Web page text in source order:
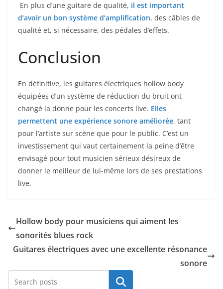
​ En plus d’une guitare de qualité, il est important
d’avoir un bon système d’amplification, des câbles⁢ de
qualité et, si nécessaire, des ‍pédales d’effets.
Conclusion
En définitive, les guitares électriques hollow body ​
équipées d’un système de réduction ​du bruit ont
changé la donne pour ​les concerts live. Elles
permettent une expérience sonore ⁢améliorée, tant
pour l’artiste sur ⁣scène⁣ que ​pour le public. C’est un
investissement qui vaut certainement la peine d’être
envisagé pour tout musicien sérieux désireux de
donner le‌ meilleur de lui-même lors de ses prestations
live.
Hollow body pour musiciens qui aiment les
sonorités blues rock
Guitares électriques avec une excellente résonance
sonore
Rechercher